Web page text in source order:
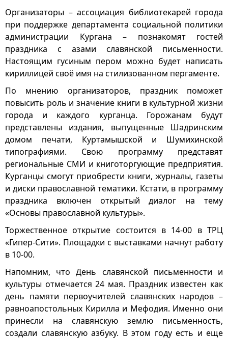
Организаторы – ассоциация библиотекарей города
при поддержке департамента социальной политики
администрации Кургана – познакомят гостей
праздника с азами славянской письменности.
Настоящим гусиным пером можно будет написать
кириллицей своё имя на стилизованном пергаменте.
По мнению организаторов, праздник поможет
повысить роль и значение книги в культурной жизни
города и каждого курганца. Горожанам будут
представлены издания, выпущенные Шадринским
домом печати, Куртамышской и Шумихинской
типографиями. Свою программу представят
региональные СМИ и книготоргующие предприятия.
Курганцы смогут приобрести книги, журналы, газеты
и диски православной тематики. Кстати, в программу
праздника включен открытый диалог на тему
«Основы православной культуры».
Торжественное открытие состоится в 14-00 в ТРЦ
«Гипер-Сити». Площадки с выставками начнут работу
в 10-00.
Напомним, что День славянской письменности и
культуры отмечается 24 мая. Праздник известен как
день памяти первоучителей славянских народов –
равноапостольных Кирилла и Мефодия. Именно они
принесли на славянскую землю письменность,
создали славянскую азбуку. В этом году есть и еще